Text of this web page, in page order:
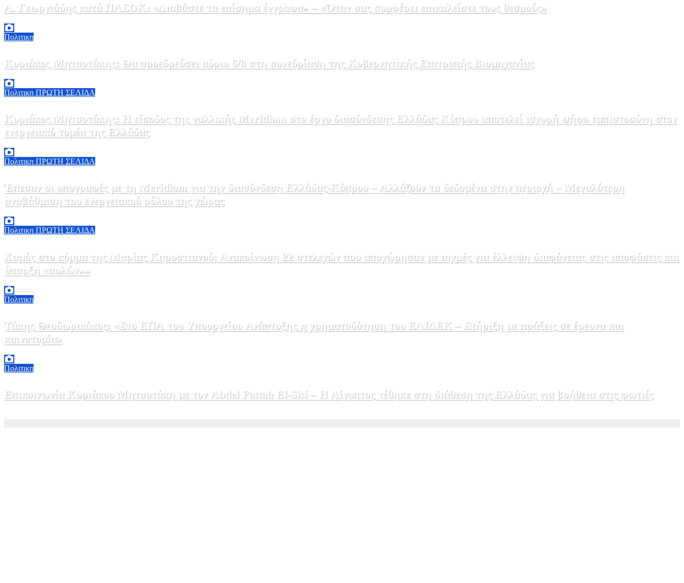
Α. Γεωργιάδης κατά ΠΑΣΟΚ: «Διαβάστε τα επίσημα έγγραφα» – «Όταν σας συμφέρει επικαλείστε τους θεσμούς»
Πολιτικη
Κυριάκος Μητσοτάκης: Θα προεδρεύσει αύριο 6/8 στη συνεδρίαση της Κυβερνητικής Επιτροπής Βιομηχανίας
Πολιτικη ΠΡΩΤΗ ΣΕΛΙΔΑ
Κυριάκος Μητσοτάκης: Η είσοδος της γαλλικής Meridiam στο έργο διασύνδεσης Ελλάδας Κύπρου αποτελεί ισχυρή ψήφο εμπιστοσύνη στον
ενεργειακό τομέα της Ελλάδας
Πολιτικη ΠΡΩΤΗ ΣΕΛΙΔΑ
Έπεσαν οι υπογραφές με τη Meridiam για την διασύνδεση Ελλάδας-Κύπρου – Αλλάζουν τα δεδομένα στην περιοχή – Μεγαλύτερη
αναβάθμιση του ενεργειακού ρόλου της χώρας
Πολιτικη ΠΡΩΤΗ ΣΕΛΙΔΑ
Χαμός στο κόμμα της Μαρίας Καρυστιανού: Ανακοίνωση 22 στελεχών που αποχώρησαν με αιχμές για έλλειψη διαφάνειας στις αποφάσεις και
ύπαρξη «αυλών»»
Πολιτικη
Τάκης Θεοδωρικάκος: «Στο ΕΠΑ του Υπουργείου Ανάπτυξης η χρηματοδότηση του ΕΛΙΔΕΚ – Στήριξη με πράξεις σε έρευνα και
καινοτομία»
Πολιτικη
Επικοινωνία Κυριάκου Μητσοτάκη με τον Abdel Fattah El-Sisi – Η Αίγυπτος τέθηκε στη διάθεση της Ελλάδας για βοήθεια στις φωτιές